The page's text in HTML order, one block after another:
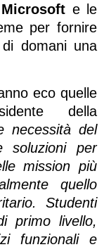
Microsoft e le
per fornire
domani una
eco quelle
della
necessità del
soluzioni per
mission più
quello
Studenti
primo livello,
funzionali e